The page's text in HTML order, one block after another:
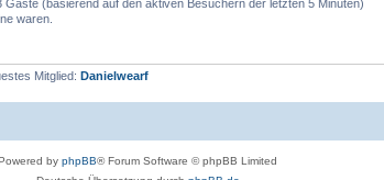
(basierend auf den aktiven Besuchern der letzten 5 Minuten)
waren.
Mitglied: Danielwearf
by phpBB® Forum Software © phpBB Limited